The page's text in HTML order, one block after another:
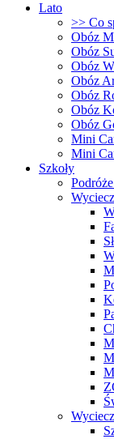
Lato
>> Co
Obóz
Obóz
Obóz
Obóz
Obóz
Obóz
Obóz
Mini
Mini
Szkoły